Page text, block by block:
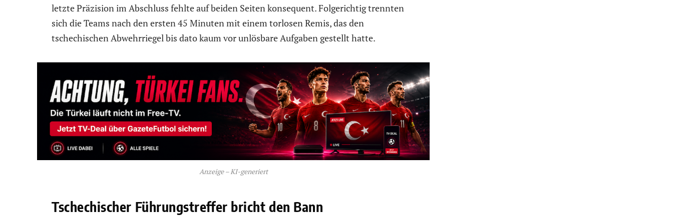
letzte Präzision im Abschluss fehlte auf beiden Seiten konsequent. Folgerichtig trennten
sich die Teams nach den ersten 45 Minuten mit einem torlosen Remis, das den
tschechischen Abwehrriegel bis dato kaum vor unlösbare Aufgaben gestellt hatte.
Anzeige – KI-generiert
Tschechischer Führungstreffer bricht den Bann